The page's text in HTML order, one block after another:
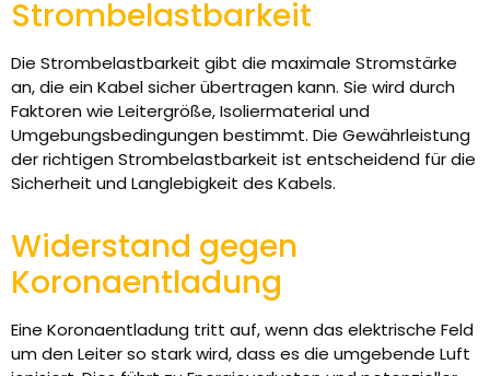
Strombelastbarkeit
Die Strombelastbarkeit gibt die maximale Stromstärke
an, die ein Kabel sicher übertragen kann. Sie wird durch
Faktoren wie Leitergröße, Isoliermaterial und
Umgebungsbedingungen bestimmt. Die Gewährleistung
der richtigen Strombelastbarkeit ist entscheidend für die
Sicherheit und Langlebigkeit des Kabels.
Widerstand gegen
Koronaentladung
Eine Koronaentladung tritt auf, wenn das elektrische Feld
um den Leiter so stark wird, dass es die umgebende Luft